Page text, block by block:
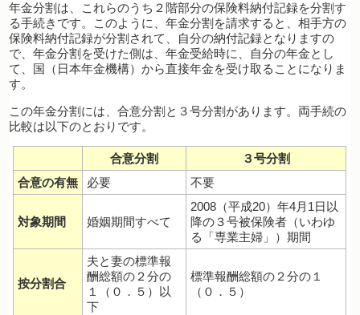
年金分割は、これらのうち２階部分の保険料納付記録を分割す
る手続きです。このように、年金分割を請求すると、相手方の
保険料納付記録が分割されて、自分の納付記録となりますの
で、年金分割を受けた側は、年金受給時に、自分の年金とし
て、国（日本年金機構）から直接年金を受け取ることになりま
す。
この年金分割には、合意分割と３号分割があります。両手続の
比較は以下のとおりです。
合意分割
３号分割
合意の有無
必要 不要
対象期間 婚姻期間すべて
2008（平成20）年4月1日以
降の３号被保険者（いわゆ
る「専業主婦」）期間
按分割合
夫と妻の標準報
酬総額の２分の
１（０．５）以
下
標準報酬総額の２分の１
（０．５）